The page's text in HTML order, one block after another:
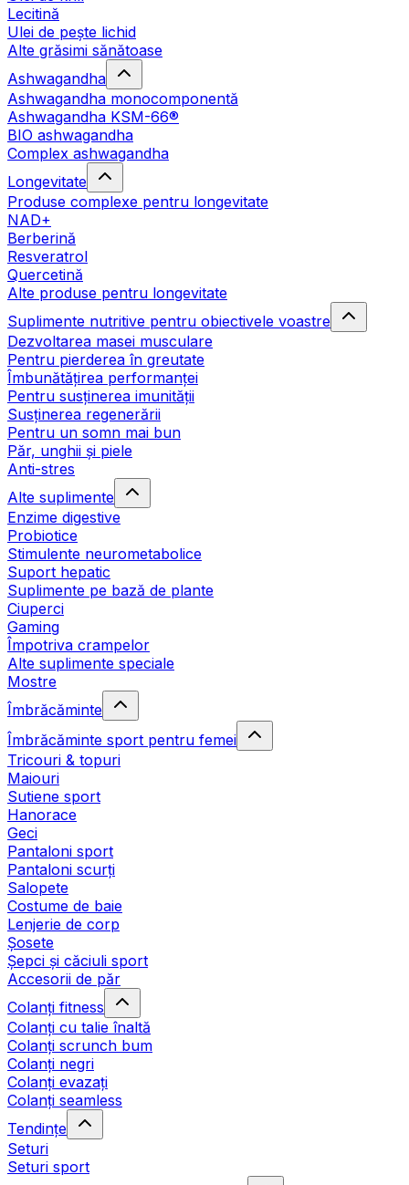
Lecitină
Ulei de pește lichid
Alte grăsimi sănătoase
Ashwagandha
Ashwagandha monocomponentă
Ashwagandha KSM-66®
BIO ashwagandha
Complex ashwagandha
Longevitate
Produse complexe pentru longevitate
NAD+
Berberină
Resveratrol
Quercetină
Alte produse pentru longevitate
Suplimente nutritive pentru obiectivele voastre
Dezvoltarea masei musculare
Pentru pierderea în greutate
Îmbunătățirea performanței
Pentru susținerea imunității
Susținerea regenerării
Pentru un somn mai bun
Păr, unghii și piele
Anti-stres
Alte suplimente
Enzime digestive
Probiotice
Stimulente neurometabolice
Suport hepatic
Suplimente pe bază de plante
Ciuperci
Gaming
Împotriva crampelor
Alte suplimente speciale
Mostre
Îmbrăcăminte
Îmbrăcăminte sport pentru femei
Tricouri & topuri
Maiouri
Sutiene sport
Hanorace
Geci
Pantaloni sport
Pantaloni scurți
Salopete
Costume de baie
Lenjerie de corp
Șosete
Șepci și căciuli sport
Accesorii de păr
Colanți fitness
Colanți cu talie înaltă
Colanți scrunch bum
Colanți negri
Colanți evazați
Colanți seamless
Tendințe
Seturi
Seturi sport